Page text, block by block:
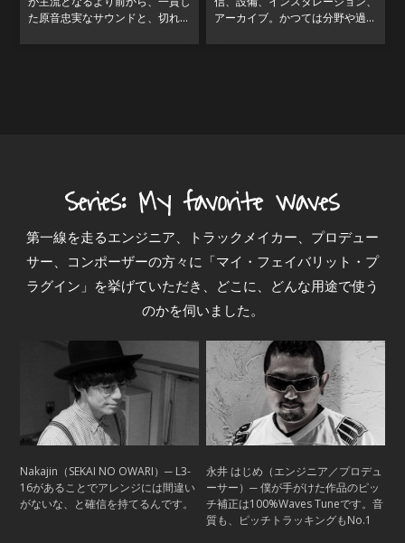
た原音忠実なサウンドと、切れ味
アーカイブ。かつては分野や過程
第一線を走るエンジニア、トラックメイカー、プロデュー
サー、コンポーザーの方々に「マイ・フェイバリット・プ
ラグイン」を挙げていただき、どこに、どんな用途で使う
のかを伺いました。
Nakajin（SEKAI NO OWARI）─ L3-
16があることでアレンジには間違い
がないな、と確信を持てるんです。
永井 はじめ（エンジニア／プロデュ
ーサー）─ 僕が手がけた作品のピッ
チ補正は100%Waves Tuneです。音
質も、ピッチトラッキングもNo.1